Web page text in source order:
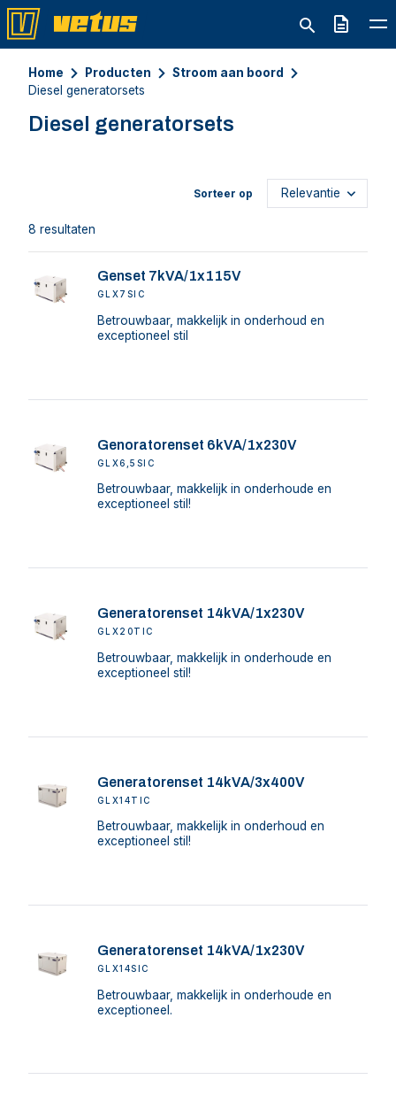
Offerte
Home Producten
Stroom aan boord
Diesel generatorsets
Diesel generatorsets
8 resultaten
Sorteer op
Genset 7kVA/1x115V
GLX7SIC
Betrouwbaar, makkelijk in onderhoud en
exceptioneel stil
Genoratorenset 6kVA/1x230V
GLX6,5SIC
Betrouwbaar, makkelijk in onderhoude en
exceptioneel stil!
Generatorenset 14kVA/1x230V
GLX20TIC
Betrouwbaar, makkelijk in onderhoude en
exceptioneel stil!
Generatorenset 14kVA/3x400V
GLX14TIC
Betrouwbaar, makkelijk in onderhoud en
exceptioneel stil!
Generatorenset 14kVA/1x230V
GLX14SIC
Betrouwbaar, makkelijk in onderhoude en
exceptioneel.